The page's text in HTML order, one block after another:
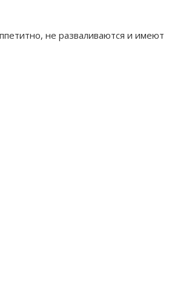
не разваливаются и имеют